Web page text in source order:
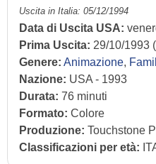
Uscita in Italia: 05/12/1994
Data di Uscita USA:
Prima Uscita: 29/10/1993
Genere: Animazione,
Nazione: USA - 1993
Durata: 76 minuti
Formato: Colore
Produzione: Touchstone
Classificazioni per età: